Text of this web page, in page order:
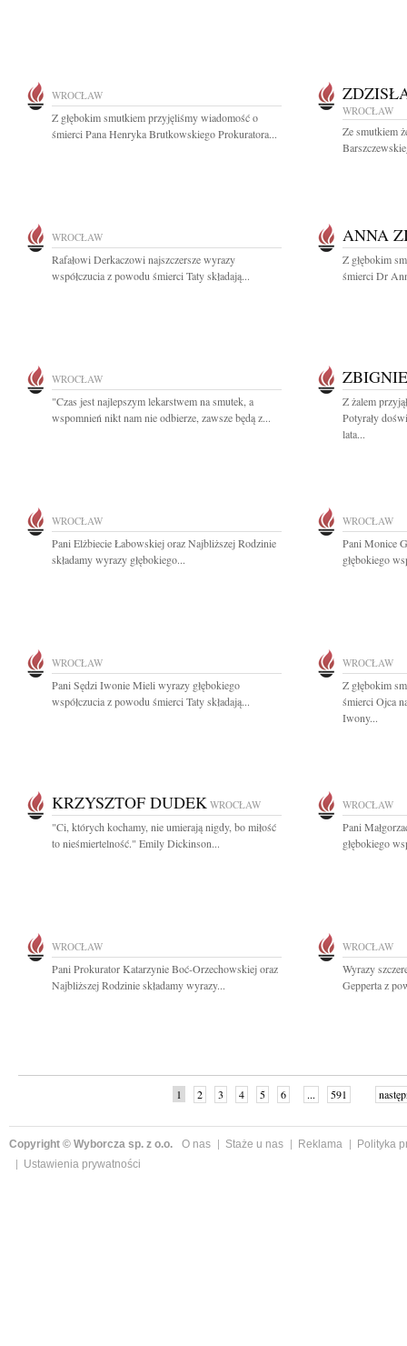
WROCŁAW
Z głębokim smutkiem przyjęliśmy wiadomość o
śmierci Pana Henryka Brutkowskiego Prokuratora...
WROCŁAW
Ze smutkiem
WROCŁAW
Rafałowi Derkaczowi najszczersze wyrazy
współczucia z powodu śmierci Taty składają...
ANNA
Z głębokim
śmierci Dr
WROCŁAW
"Czas jest najlepszym lekarstwem na smutek, a
wspomnień nikt nam nie odbierze, zawsze będą z...
Z żalem
Potyrały
lata...
WROCŁAW
Pani Elżbiecie Łabowskiej oraz Najbliższej Rodzinie
składamy wyrazy głębokiego...
WROCŁAW
Pani Monice
głębokiego
WROCŁAW
Pani Sędzi Iwonie Mieli wyrazy głębokiego
współczucia z powodu śmierci Taty składają...
WROCŁAW
Z głębokim
śmierci Ojca
Iwony...
KRZYSZTOF DUDEK WROCŁAW
"Ci, których kochamy, nie umierają nigdy, bo miłość
to nieśmiertelność." Emily Dickinson...
WROCŁAW
Pani
głębokiego
WROCŁAW
Pani Prokurator Katarzynie Boć-Orzechowskiej oraz
Najbliższej Rodzinie składamy wyrazy...
WROCŁAW
Wyrazy
Gepperta z
1 2 3 4 5 6 ... 591
Copyright © Wyborcza sp. z o.o. O nas Staże u nas Reklama
Polityka
Ustawienia prywatności